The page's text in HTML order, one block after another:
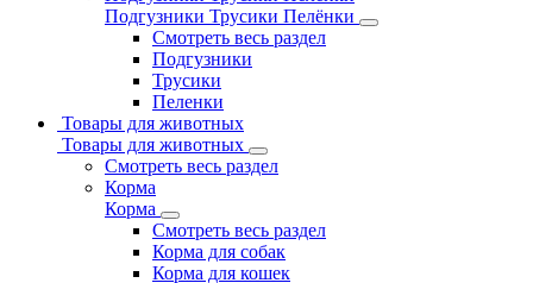
Подгузники Трусики Пелёнки
Смотреть весь раздел
Подгузники
Трусики
Пеленки
Товары для животных
Товары для животных
Смотреть весь раздел
Корма
Корма
Смотреть весь раздел
Корма для собак
Корма для кошек